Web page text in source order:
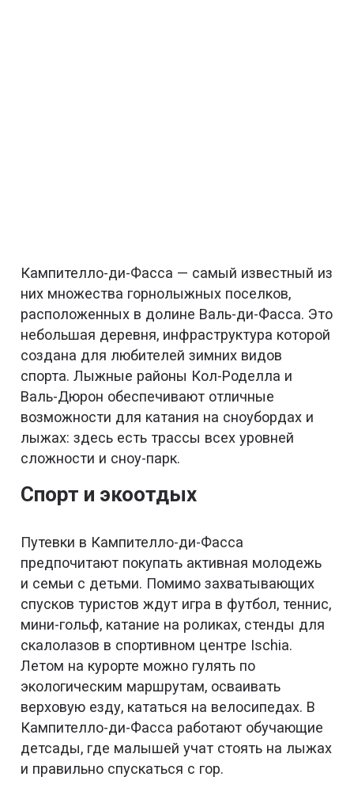
Кампителло-ди-Фасса — самый известный из
них множества горнолыжных поселков,
расположенных в долине Валь-ди-Фасса. Это
небольшая деревня, инфраструктура которой
создана для любителей зимних видов
спорта. Лыжные районы Кол-Роделла и
Валь-Дюрон обеспечивают отличные
возможности для катания на сноубордах и
лыжах: здесь есть трассы всех уровней
сложности и сноу-парк.
Спорт и экоотдых
Путевки в Кампителло-ди-Фасса
предпочитают покупать активная молодежь
и семьи с детьми. Помимо захватывающих
спусков туристов ждут игра в футбол, теннис,
мини-гольф, катание на роликах, стенды для
скалолазов в спортивном центре Ischia.
Летом на курорте можно гулять по
экологическим маршрутам, осваивать
верховую езду, кататься на велосипедах. В
Кампителло-ди-Фасса работают обучающие
детсады, где малышей учат стоять на лыжах
и правильно спускаться с гор.